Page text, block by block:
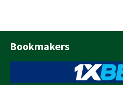
Bookmakers